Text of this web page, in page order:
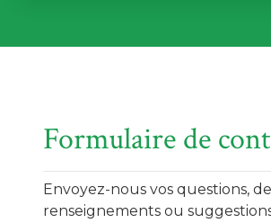
Formulaire de
Envoyez-nous vos questions,
renseignements ou